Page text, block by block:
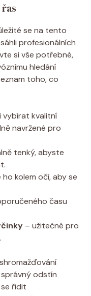
se na tento
profesionálních
si vše potřebné,
hledání
toho, co
vybírat kvalitní
navržené pro
tenký, abyste
kolem očí, aby se
času
– užitečné pro
odstín
řídit